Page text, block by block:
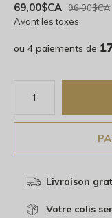
69,00$CA 96,00$CA
Avant les taxes
ou 4 paiements de
Livraison
Votre colis